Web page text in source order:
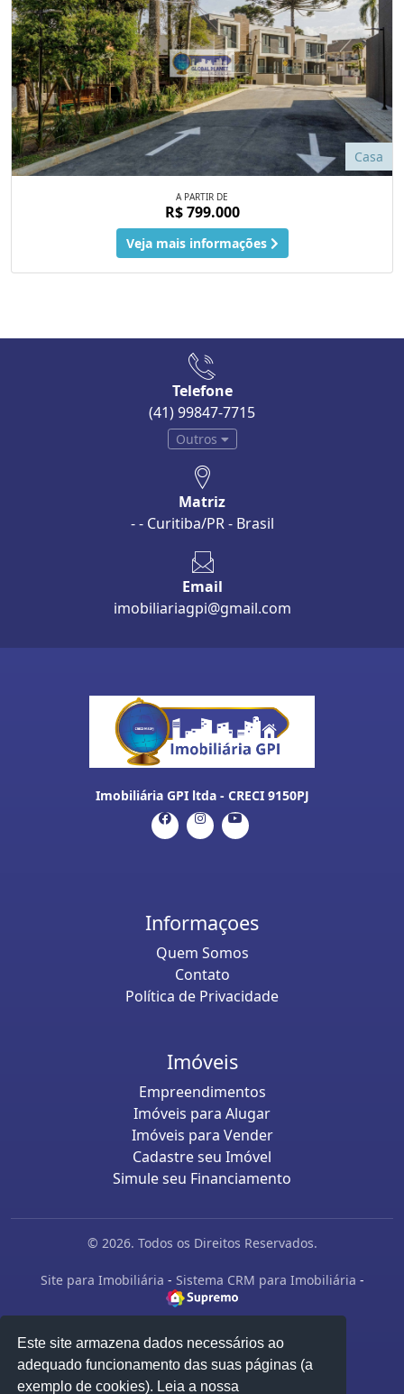
Este site armazena dados necessários ao
adequado funcionamento das suas páginas (a
exemplo de cookies). Leia a nossa
Casa
A PARTIR DE
R$ 799.000
Veja mais informações
Telefone
(41) 99847-7715
Outros
Matriz
- - Curitiba/PR - Brasil
Email
imobiliariagpi@gmail.com
Imobiliária GPI ltda - CRECI 9150PJ
Informaçoes
Quem Somos
Contato
Política de Privacidade
Imóveis
Empreendimentos
Imóveis para Alugar
Imóveis para Vender
Cadastre seu Imóvel
Simule seu Financiamento
© 2026. Todos os Direitos Reservados.
Site para Imobiliária - Sistema CRM para Imobiliária -